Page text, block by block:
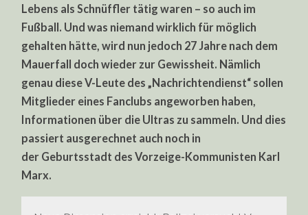
Lebens als Schnüffler tätig waren – so auch im
Fußball. Und was niemand wirklich für möglich
gehalten hätte, wird nun jedoch 27 Jahre nach dem
Mauerfall doch wieder zur Gewissheit. Nämlich
genau diese V-Leute des „Nachrichtendienst“ sollen
Mitglieder eines Fanclubs angeworben haben,
Informationen über die Ultras zu sammeln. Und dies
passiert ausgerechnet auch noch in
der Geburtsstadt des Vorzeige-Kommunisten Karl
Marx.